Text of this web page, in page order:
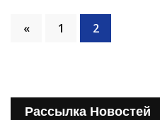
« 1 2
Рассылка Новостей